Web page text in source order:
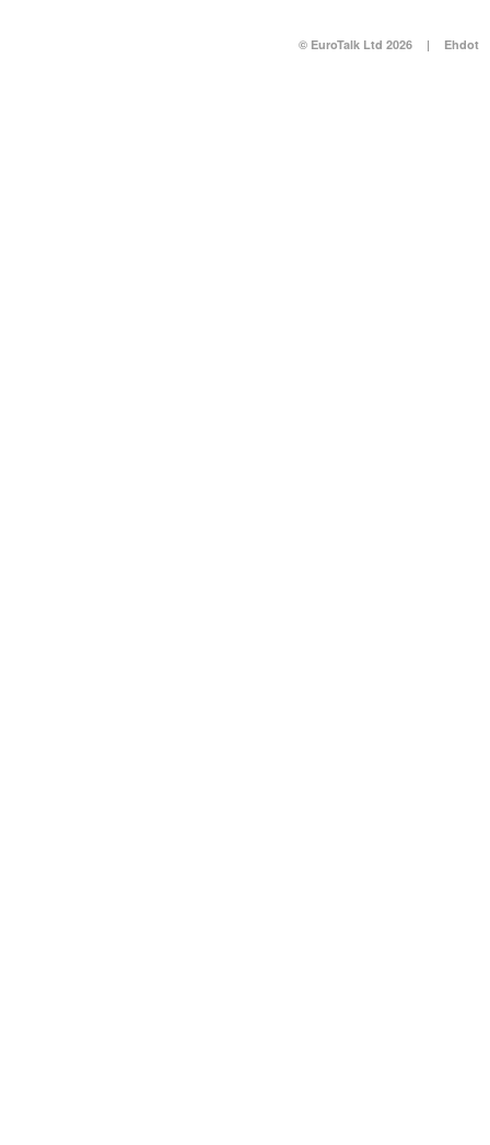
© EuroTalk Ltd 2026 | Ehdot